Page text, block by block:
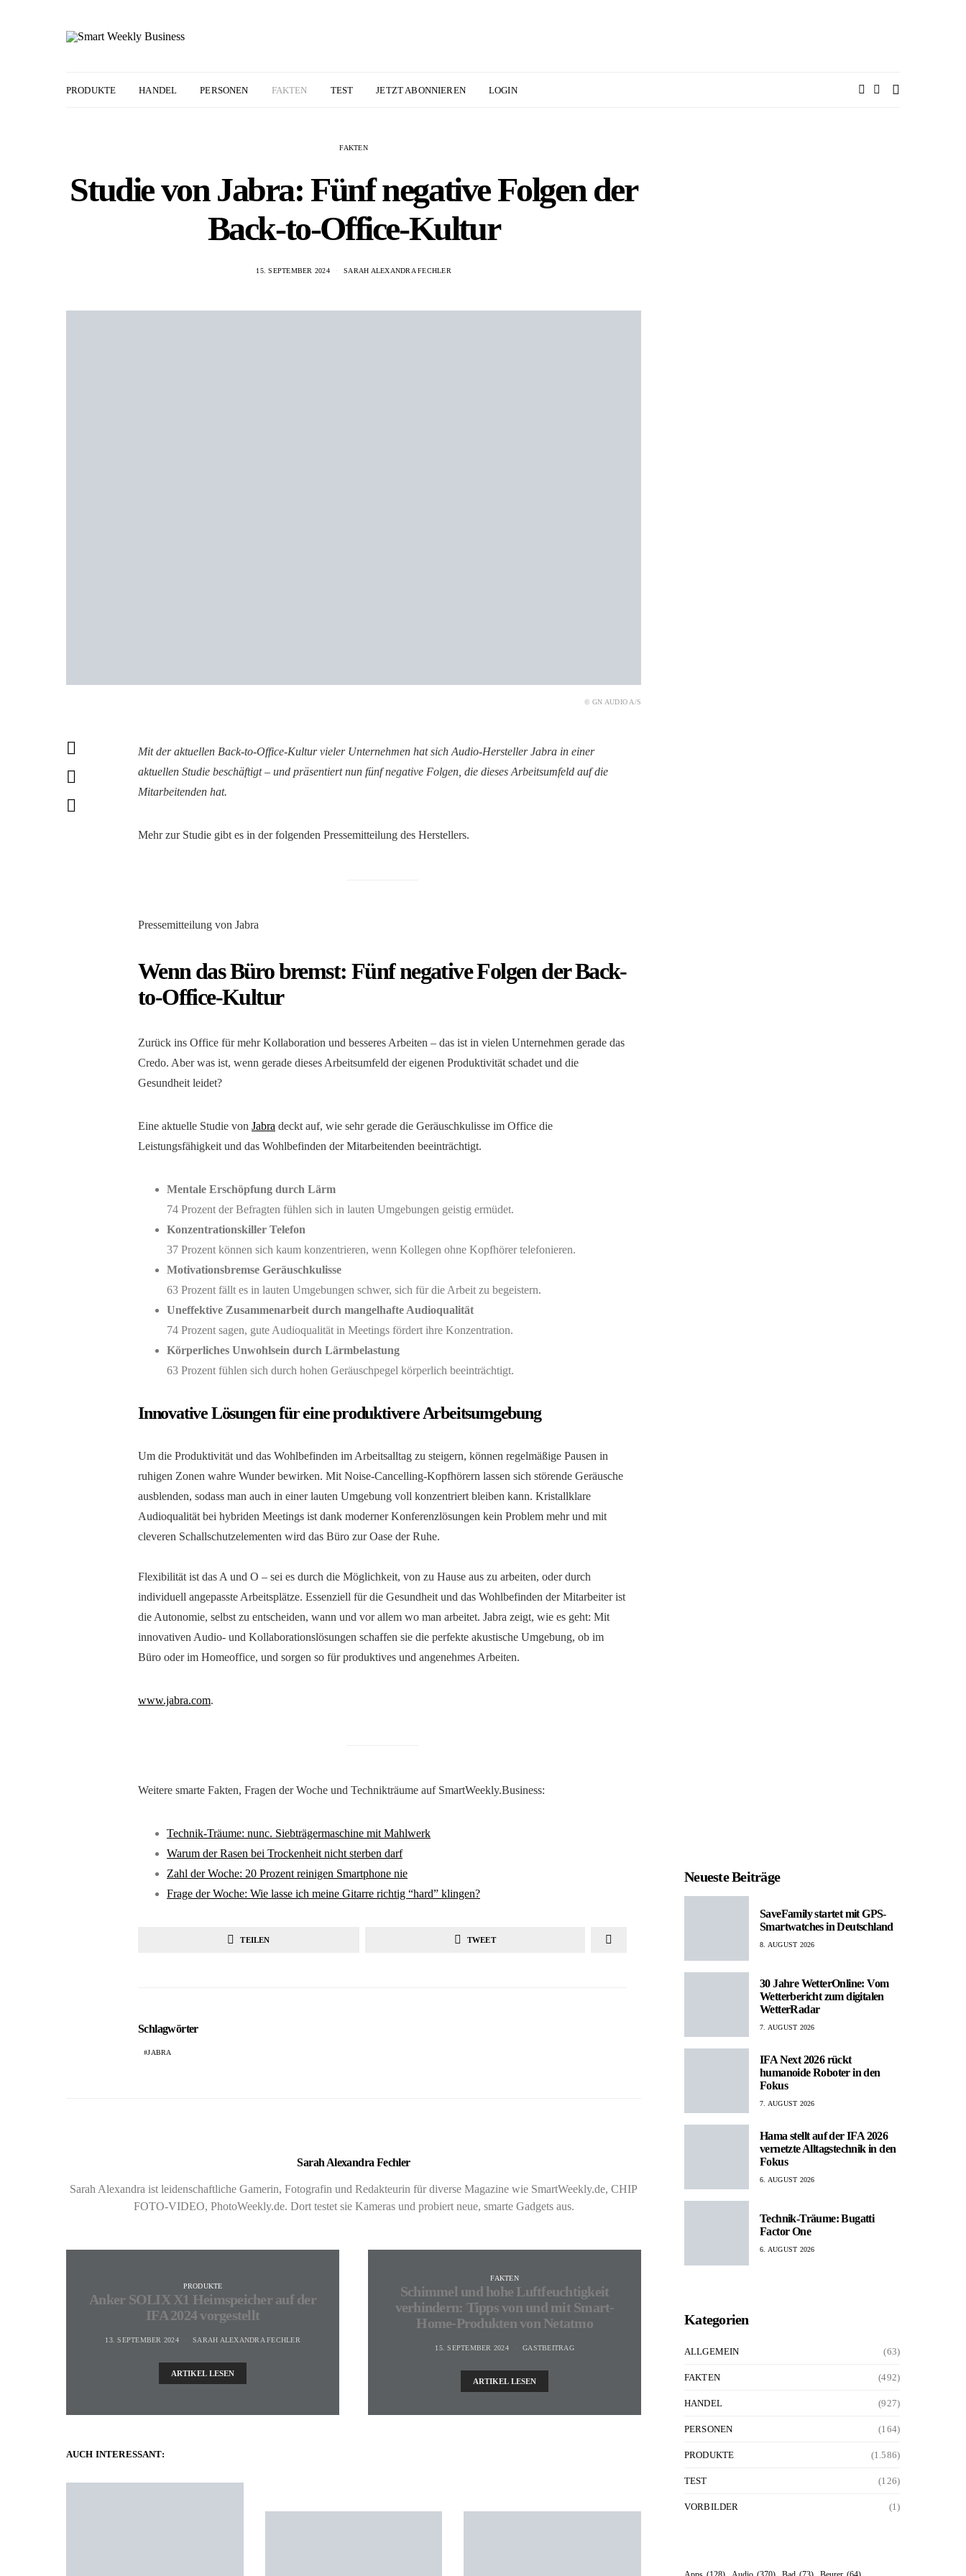
PRODUKTE HANDEL PERSONEN FAKTEN TEST JETZT ABONNIEREN LOGIN
FAKTEN
Studie von Jabra: Fünf negative Folgen der
Back-to-Office-Kultur
15. SEPTEMBER 2024 SARAH ALEXANDRA FECHLER
© GN AUDIO A/S
Mit der aktuellen Back-to-Office-Kultur vieler Unternehmen hat sich Audio-Hersteller Jabra in einer
aktuellen Studie beschäftigt – und präsentiert nun fünf negative Folgen, die dieses Arbeitsumfeld auf die
Mitarbeitenden hat.
Mehr zur Studie gibt es in der folgenden Pressemitteilung des Herstellers.
Pressemitteilung von Jabra
Wenn das Büro bremst: Fünf negative Folgen der Back-
to-Office-Kultur
Zurück ins Office für mehr Kollaboration und besseres Arbeiten – das ist in vielen Unternehmen gerade das
Credo. Aber was ist, wenn gerade dieses Arbeitsumfeld der eigenen Produktivität schadet und die
Gesundheit leidet?
Eine aktuelle Studie von Jabra deckt auf, wie sehr gerade die Geräuschkulisse im Office die
Leistungsfähigkeit und das Wohlbefinden der Mitarbeitenden beeinträchtigt.
Mentale Erschöpfung durch Lärm
74 Prozent der Befragten fühlen sich in lauten Umgebungen geistig ermüdet.
Konzentrationskiller Telefon
37 Prozent können sich kaum konzentrieren, wenn Kollegen ohne Kopfhörer telefonieren.
Motivationsbremse Geräuschkulisse
63 Prozent fällt es in lauten Umgebungen schwer, sich für die Arbeit zu begeistern.
Uneffektive Zusammenarbeit durch mangelhafte Audioqualität
74 Prozent sagen, gute Audioqualität in Meetings fördert ihre Konzentration.
Körperliches Unwohlsein durch Lärmbelastung
63 Prozent fühlen sich durch hohen Geräuschpegel körperlich beeinträchtigt.
Innovative Lösungen für eine produktivere Arbeitsumgebung
Um die Produktivität und das Wohlbefinden im Arbeitsalltag zu steigern, können regelmäßige Pausen in
ruhigen Zonen wahre Wunder bewirken. Mit Noise-Cancelling-Kopfhörern lassen sich störende Geräusche
ausblenden, sodass man auch in einer lauten Umgebung voll konzentriert bleiben kann. Kristallklare
Audioqualität bei hybriden Meetings ist dank moderner Konferenzlösungen kein Problem mehr und mit
cleveren Schallschutzelementen wird das Büro zur Oase der Ruhe.
Flexibilität ist das A und O – sei es durch die Möglichkeit, von zu Hause aus zu arbeiten, oder durch
individuell angepasste Arbeitsplätze. Essenziell für die Gesundheit und das Wohlbefinden der Mitarbeiter ist
die Autonomie, selbst zu entscheiden, wann und vor allem wo man arbeitet. Jabra zeigt, wie es geht: Mit
innovativen Audio- und Kollaborationslösungen schaffen sie die perfekte akustische Umgebung, ob im
Büro oder im Homeoffice, und sorgen so für produktives und angenehmes Arbeiten.
www.jabra.com.
Weitere smarte Fakten, Fragen der Woche und Technikträume auf SmartWeekly.Business:
Technik-Träume: nunc. Siebträgermaschine mit Mahlwerk
Warum der Rasen bei Trockenheit nicht sterben darf
Zahl der Woche: 20 Prozent reinigen Smartphone nie
Frage der Woche: Wie lasse ich meine Gitarre richtig “hard” klingen?
TEILEN TWEET
Schlagwörter
JABRA
Sarah Alexandra Fechler
Sarah Alexandra ist leidenschaftliche Gamerin, Fotografin und Redakteurin für diverse Magazine wie SmartWeekly.de, CHIP
FOTO-VIDEO, PhotoWeekly.de. Dort testet sie Kameras und probiert neue, smarte Gadgets aus.
PRODUKTE
Anker SOLIX X1 Heimspeicher auf der
IFA 2024 vorgestellt
13. SEPTEMBER 2024 SARAH ALEXANDRA FECHLER
ARTIKEL LESEN
FAKTEN
Schimmel und hohe Luftfeuchtigkeit
verhindern: Tipps von und mit Smart-
Home-Produkten von Netatmo
15. SEPTEMBER 2024 GASTBEITRAG
ARTIKEL LESEN
AUCH INTERESSANT:
Neueste Beiträge
SaveFamily startet mit GPS-
Smartwatches in Deutschland
8. AUGUST 2026
30 Jahre WetterOnline: Vom
Wetterbericht zum digitalen
WetterRadar
7. AUGUST 2026
IFA Next 2026 rückt
humanoide Roboter in den
Fokus
7. AUGUST 2026
Hama stellt auf der IFA 2026
vernetzte Alltagstechnik in den
Fokus
6. AUGUST 2026
Technik-Träume: Bugatti
Factor One
6. AUGUST 2026
Kategorien
ALLGEMEIN (63)
FAKTEN (492)
HANDEL (927)
PERSONEN (164)
PRODUKTE (1.586)
TEST (126)
VORBILDER (1)